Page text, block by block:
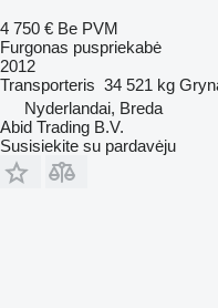
4 750 € Be PVM
Furgonas puspriekabė
2012
Transporteris 34 521 kg
Nyderlandai, Breda
Abid Trading B.V.
Susisiekite su pardavėju